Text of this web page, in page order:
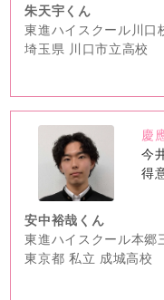
朱天宇くん
東進ハイスクール川口
埼玉県 川口市立高校
no
image
慶
今
得
安中裕哉くん
東進ハイスクール本郷
東京都 私立 成城高校